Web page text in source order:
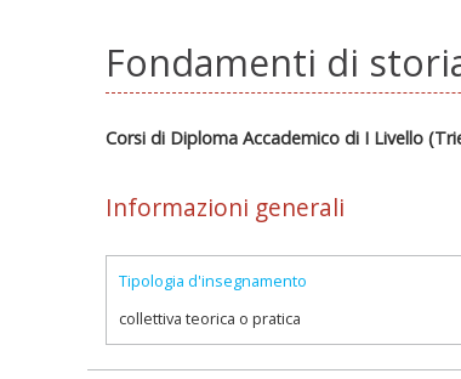
Fondamenti di
Corsi di Diploma Accademico di I Livello
Informazioni generali
Tipologia d'insegnamento
collettiva teorica o pratica